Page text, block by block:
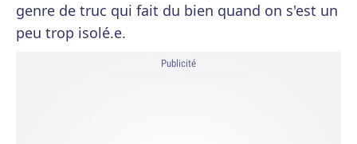
genre de truc qui fait du bien quand on s'est un
peu trop isolé.e.
Publicité